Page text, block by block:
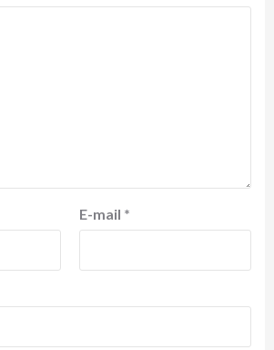
E-mail *